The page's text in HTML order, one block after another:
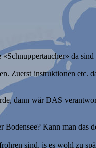
da
instruktionen etc.
dann wär DAS
Kann man das
sind, is es wohl zu